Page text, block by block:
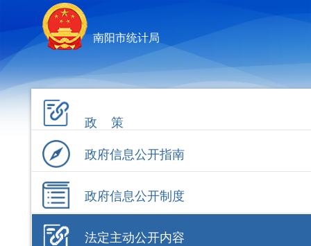
南阳市统计局
政 策
政府信息公开指南
政府信息公开制度
法定主动公开内容